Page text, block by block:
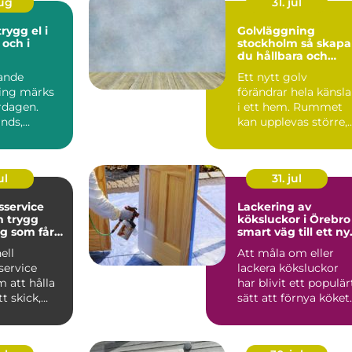
i
märks
Golvläggning
stockholm så skapar
du hållbara och
Ett nytt golv
förändrar hela
i ett hem. Rummet
kan upplevas större,
sammanhå...
som får
att hålla
skick,
31. jul
Lackering av
köksluckor i Örebro
smart väg till ett
Att måla om eller
lackera köksluckor
har blivit ett
sätt att förnya köket